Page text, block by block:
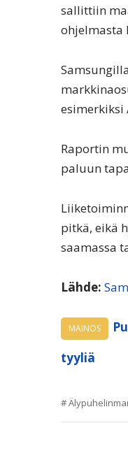
sallittiin
ohjelmasta
esimerkiksi
Raportin
paluun
pitkä, eikä
saamassa
Lähde:
MAINOS
tyyliä